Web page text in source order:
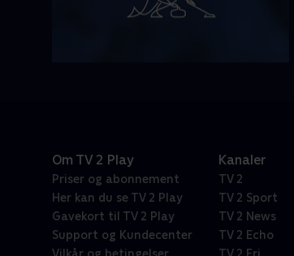
Om TV 2 Play
Priser og abonnement
Her kan du se TV 2 Play
Gavekort til TV 2 Play
Support og Kundecenter
Kanaler
TV 2
TV 2 Sport
TV 2 News
TV 2 Echo